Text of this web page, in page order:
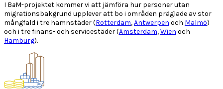
I BaM-projektet kommer vi att jämföra hur personer utan
migrationsbakgrund upplever att bo i områden präglade av stor
mångfald i tre hamnstäder (Rotterdam,Antwerpen och Malmö)
och i tre finans- och servicestäder (Amsterdam,Wien och
Hamburg).